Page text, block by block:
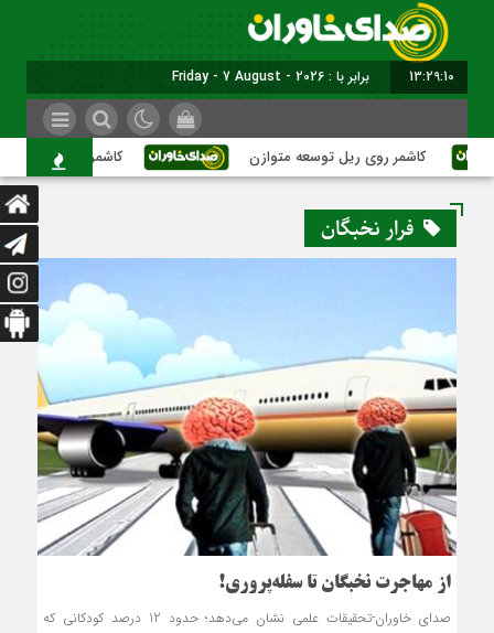
13:29:10 برابر با : Friday - 7 August - 2026
کاشمر روی ریل توسعه متوازن کاشمر؛ عبور از
فرار نخبگان
از مهاجرت نخبگان تا سفله‌پروری!
صدای خاوران-تحقيقات علمي نشان مي‌دهد؛ حدود 12 درصد کودکاني که